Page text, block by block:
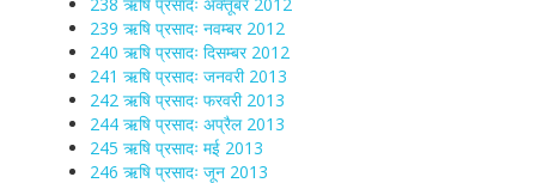
239 ऋषि प्रसादः नवम्बर 2012
240 ऋषि प्रसादः दिसम्बर 2012
241 ऋषि प्रसादः जनवरी 2013
242 ऋषि प्रसादः फरवरी 2013
244 ऋषि प्रसादः अप्रैल 2013
245 ऋषि प्रसादः मई 2013
246 ऋषि प्रसादः जून 2013